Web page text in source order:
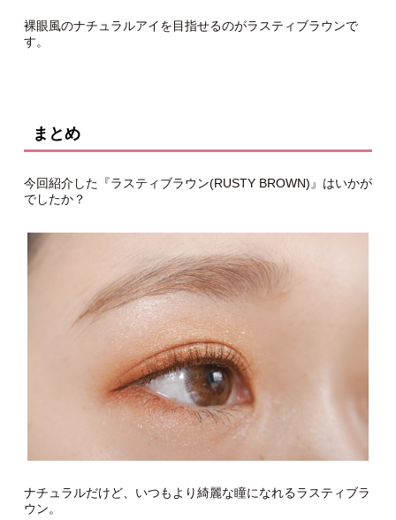
裸眼風のナチュラルアイを目指せるのがラスティブラウンで
す。
まとめ
今回紹介した『ラスティブラウン(RUSTY BROWN)』はいかが
でしたか？
ナチュラルだけど、いつもより綺麗な瞳になれるラスティブラ
ウン。